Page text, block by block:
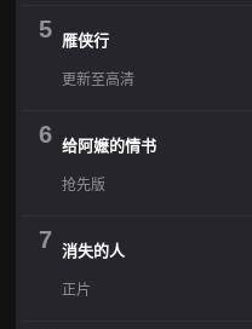
5 雁侠行
更新至高清
6 给阿嬷的情书
抢先版
7 消失的人
正片